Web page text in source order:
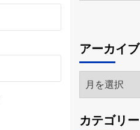
アーカイブ
ア
ー
イ
カテゴリー